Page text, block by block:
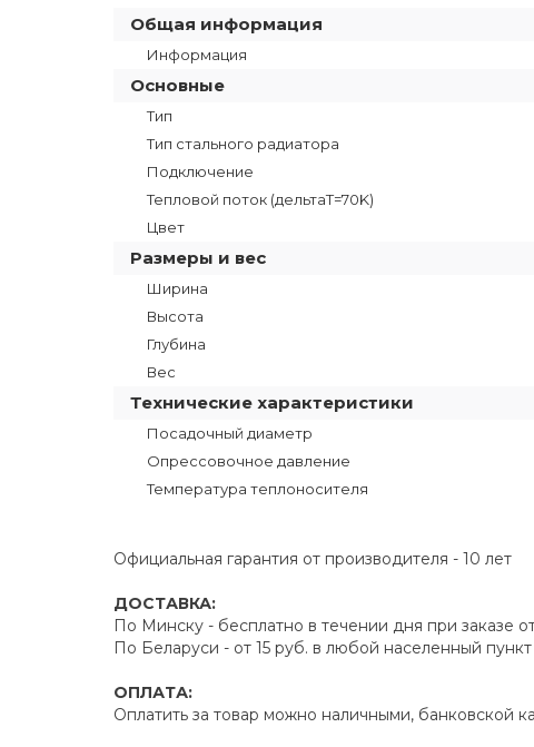
Общая информация
Информация
Основные
Тип
Тип стального радиатора
Подключение
Тепловой поток (дельтаT=70K)
Цвет
Размеры и вес
Ширина
Высота
Глубина
Вес
Технические характеристики
Посадочный диаметр
Опрессовочное давление
Температура теплоносителя
Официальная гарантия от производителя - 10 лет
ДОСТАВКА:
По Минску - бесплатно в течении дня при заказе
По Беларуси - от 15 руб. в любой населенный
ОПЛАТА:
Оплатить за товар можно наличными, банковской